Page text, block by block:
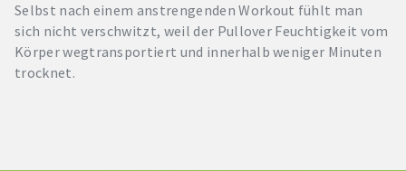
Selbst nach einem anstrengenden Workout fühlt man
sich nicht verschwitzt, weil der Pullover Feuchtigkeit vom
Körper wegtransportiert und innerhalb weniger Minuten
trocknet.